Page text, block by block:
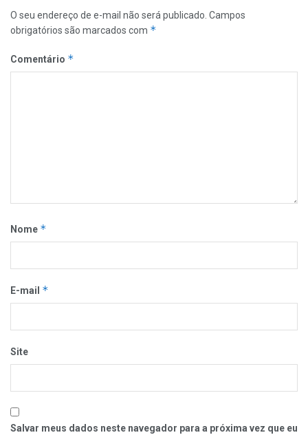
O seu endereço de e-mail não será publicado. Campos
obrigatórios são marcados com *
Comentário *
Nome *
E-mail *
Site
Salvar meus dados neste navegador para a próxima vez que eu